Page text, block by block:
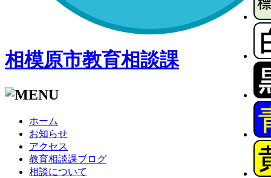
相模原市教育相談課
ホーム
お知らせ
アクセス
教育相談課ブログ
相談について